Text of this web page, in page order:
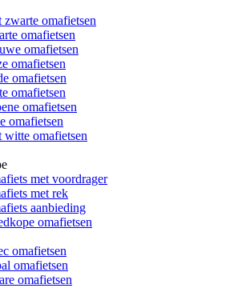
zwarte omafietsen
omafietsen
omafietsen
omafietsen
omafietsen
omafietsen
omafietsen
omafietsen
witte omafietsen
met voordrager
met rek
aanbieding
omafietsen
omafietsen
omafietsen
omafietsen